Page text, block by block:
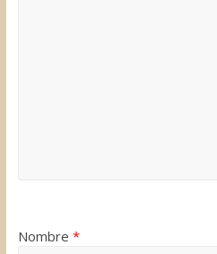
Nombre *